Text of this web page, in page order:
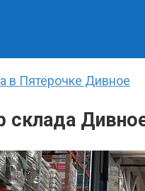
в Пятёрочке Дивное
склада